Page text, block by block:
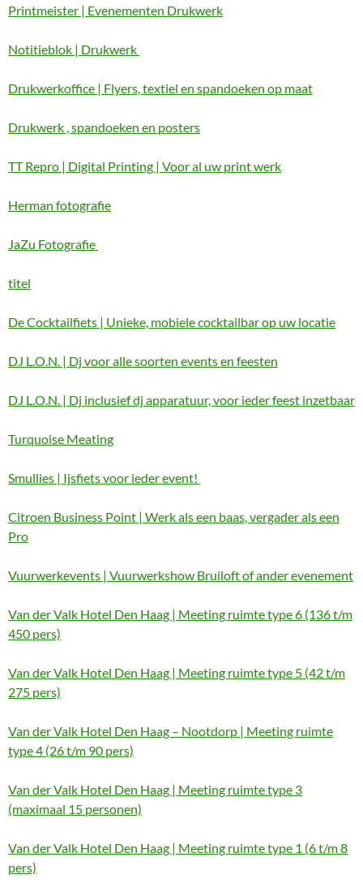
Printmeister | Evenementen Drukwerk
Notitieblok | Drukwerk
Drukwerkoffice | Flyers, textiel en spandoeken op maat
Drukwerk , spandoeken en posters
TT Repro | Digital Printing | Voor al uw print werk
Herman fotografie
JaZu Fotografie
titel
De Cocktailfiets | Unieke, mobiele cocktailbar op uw locatie
DJ L.O.N. | Dj voor alle soorten events en feesten
DJ L.O.N. | Dj inclusief dj apparatuur, voor ieder feest inzetbaar
Turquoise Meating
Smullies | Ijsfiets voor ieder event!
Citroen Business Point | Werk als een baas, vergader als een
Pro
Vuurwerkevents | Vuurwerkshow Bruiloft of ander evenement
Van der Valk Hotel Den Haag | Meeting ruimte type 6 (136 t/m
450 pers)
Van der Valk Hotel Den Haag | Meeting ruimte type 5 (42 t/m
275 pers)
Van der Valk Hotel Den Haag – Nootdorp | Meeting ruimte
type 4 (26 t/m 90 pers)
Van der Valk Hotel Den Haag | Meeting ruimte type 3
(maximaal 15 personen)
Van der Valk Hotel Den Haag | Meeting ruimte type 1 (6 t/m 8
pers)